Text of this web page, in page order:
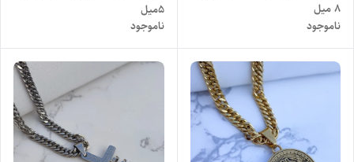
۸ میل
ناموجود
۵میل
ناموجود